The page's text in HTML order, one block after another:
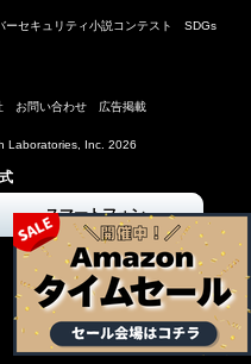
ーセキュリティ小説コンテスト SDGs
お問い合わせ 広告掲載
Laboratories, Inc. 2026
スマートフォン